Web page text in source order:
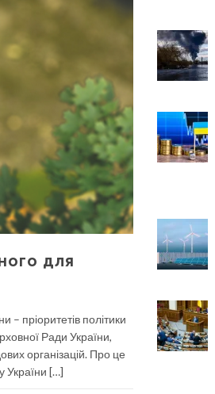
для
– пріоритетів політики
Ради України,
організацій. Про це
України […]